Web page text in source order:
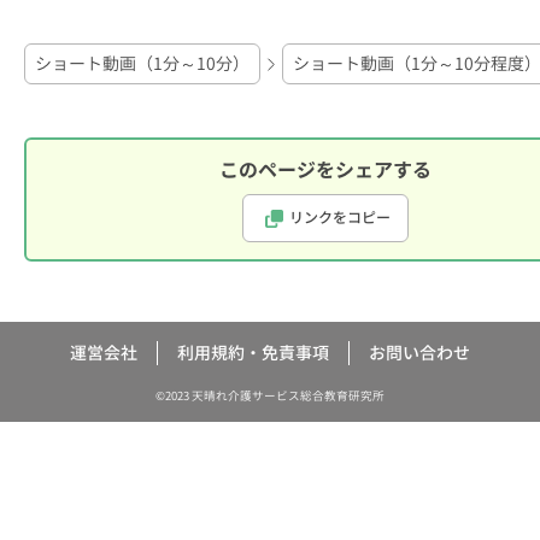
ショート動画（1分～10分） ショート動画（1分～10分程度）
このページをシェアする
リンクをコピー
運営会社 利用規約・免責事項 お問い合わせ
©2023 天晴れ介護サービス総合教育研究所